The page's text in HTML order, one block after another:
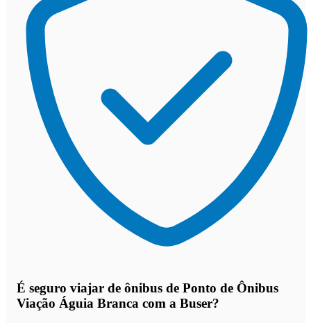
É seguro viajar de ônibus de Ponto de Ônibus
Viação Águia Branca com a Buser?